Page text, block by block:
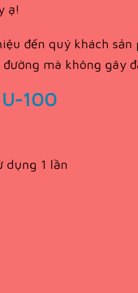
ạ!
đến quý khách
mà không gây
U-100
dụng 1 lần